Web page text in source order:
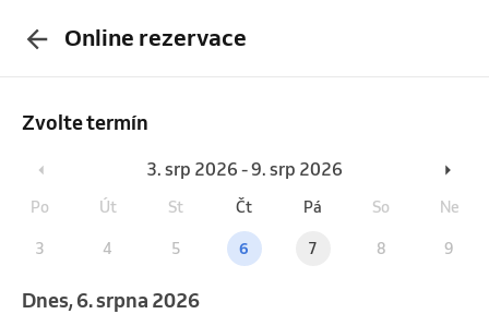
Online rezervace
Zvolte termín
3. srp 2026 - 9. srp 2026
Po Út St Čt Pá So Ne
3 4 5 6 7 8 9
Dnes, 6. srpna 2026